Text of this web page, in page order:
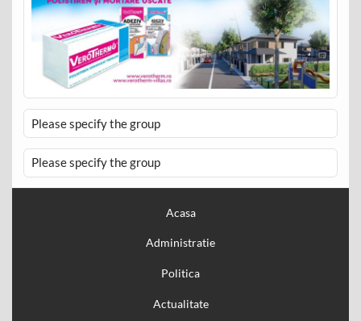
Please specify the group
Please specify the group
Acasa
Administratie
Politica
Actualitate